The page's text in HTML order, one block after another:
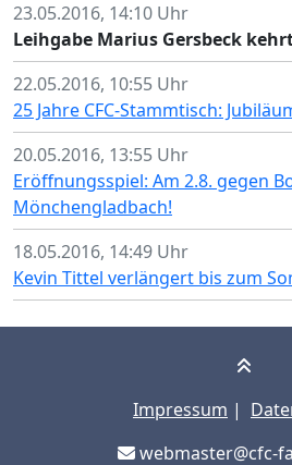
23.05.2016, 14:10 Uhr
Leihgabe Marius Gersbeck
22.05.2016, 10:55 Uhr
25 Jahre CFC-Stammtisch:
20.05.2016, 13:55 Uhr
Eröffnungsspiel: Am 2.8. gegen
Mönchengladbach!
18.05.2016, 14:49 Uhr
Kevin Tittel verlängert bis zum
Impressum |
webmaster@cfc-